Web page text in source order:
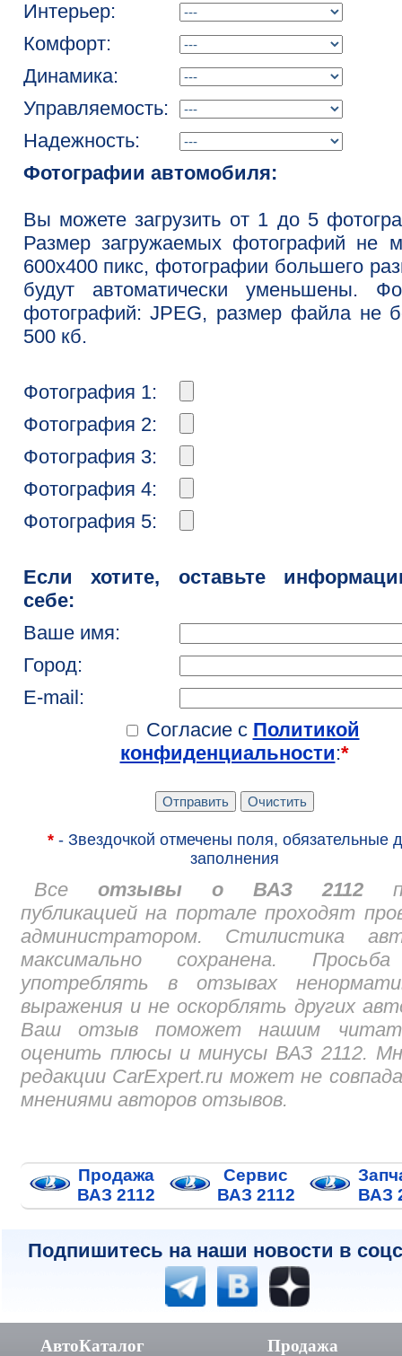
Интерьер:
Комфорт:
Динамика:
Управляемость:
Надежность:
Фотографии автомобиля:
Вы можете загрузить от 1 до 5
Размер загружаемых фотографий не
600x400 пикс, фотографии большего
будут автоматически уменьшены.
фотографий: JPEG, размер файла не
500 кб.
Фотография 1:
Фотография 2:
Фотография 3:
Фотография 4:
Фотография 5:
Если хотите, оставьте
себе:
Ваше имя:
Город:
E-mail:
Согласие с Политикой
конфиденциальности:*
*- Звездочкой отмечены поля, обязательные
заполнения
Все отзывы о ВАЗ 2112
публикацией на портале проходят
администратором. Стилистика
максимально сохранена.
употреблять в отзывах
выражения и не оскорблять других
Ваш отзыв поможет нашим
оценить плюсы и минусы ВАЗ 2112.
редакции CarExpert.ru может не
мнениями авторов отзывов.
Продажа
ВАЗ 2112
Сервис
ВАЗ 2112
ВАЗ
Подпишитесь на наши новости в
АвтоКаталог Продажа